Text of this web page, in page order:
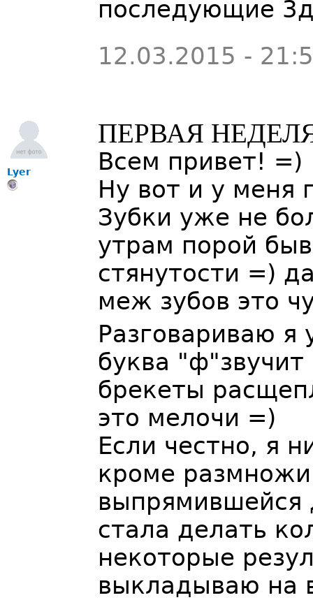
последующие
12.03.2015 -
Lyer
ПЕРВАЯ
Всем привет! =)
Ну вот и у меня
Зубки уже не
утрам порой
стянутости =)
меж зубов это
Разговариваю
буква "ф"звучит
брекеты
это мелочи =)
Если честно, я
кроме
выпрямившейся
стала делать
некоторые
выкладываю на